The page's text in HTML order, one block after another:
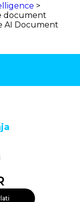
>
document
AI Document